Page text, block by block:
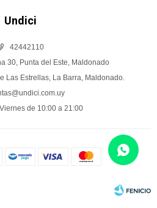
Undici
42442110
30, Punta del Este, Maldonado
Las Estrellas, La Barra, Maldonado.
de 10:00 a 21:00